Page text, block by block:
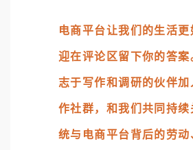
电商平台让我们的生活更
迎在评论区留下你的答案
志于写作和调研的伙伴加
作社群，和我们共同持续
统与电商平台背后的劳动